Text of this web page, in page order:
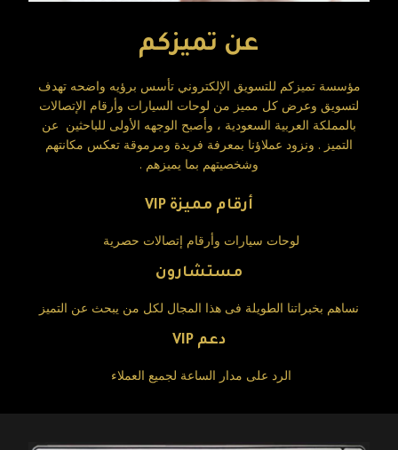
عن تميزكم
مؤسسة تميزكم للتسويق الإلكتروني تأسس برؤيه واضحه تهدف
لتسويق وعرض كل مميز من لوحات السيارات وأرقام الإتصالات
بالمملكة العربية السعودية ، وأصبح الوجهه الأولى للباحثين عن
التميز . ونزود عملاؤنا بمعرفة فريدة ومرموقة تعكس مكانتهم
وشخصيتهم بما يميزهم .
أرقام مميزة VIP
لوحات سيارات وأرقام إتصالات حصرية
مستشارون
نساهم بخبراتنا الطويلة فى هذا المجال لكل من يبحث عن التميز
دعم VIP
الرد على مدار الساعة لجميع العملاء